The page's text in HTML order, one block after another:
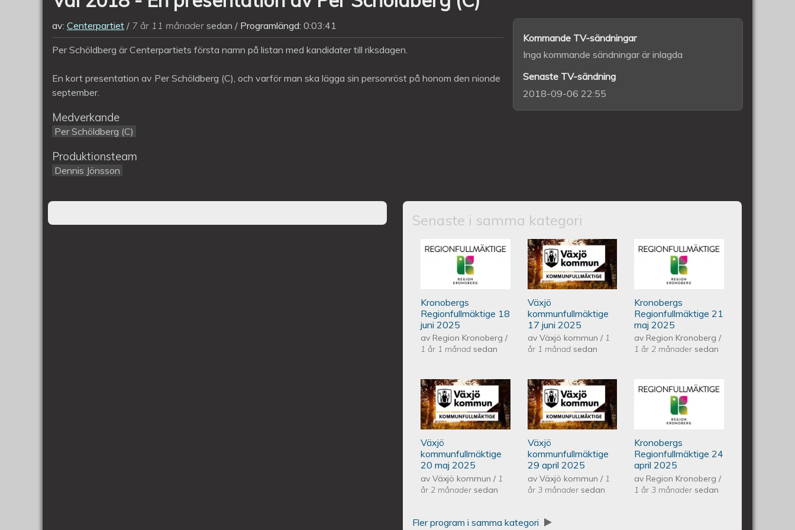
av: Centerpartiet 7 år 11 månader sedan Programlängd: 0:03:41
Per Schöldberg är Centerpartiets första namn på listan med kandidater till riksdagen.
En kort presentation av Per Schöldberg (C), och varför man ska lägga sin personröst på honom den nionde
september.
Medverkande
Per Schöldberg (C)
Produktionsteam
Dennis Jönsson
Kommande TV-sändningar
Inga kommande sändningar är inlagda
Senaste TV-sändning
2018-09-06 22:55
Senaste i samma kategori
Kronobergs regionfullmäktige 18 juni 2025
Kronobergs
Regionfullmäktige 18
juni 2025
av Region Kronoberg/
1 år 1 månad sedan
Växjös kommunfullmäktige 17
juni 2025
Växjö
kommunfullmäktige
17 juni 2025
av Växjö kommun / 1
år 1 månadsedan
Kronobergs
regionfullmäktige
21 maj 2025
Kronobergs
Regionfullmäktige 21
maj 2025
av Region Kronoberg/
1 år 2 månader sedan
Växjös kommunfullmäktige 20 maj 2025
Växjö
kommunfullmäktige
20 maj 2025
avVäxjö kommun/ 1
år 2 månader sedan
Växjös kommunfullmäktige 29
april 2025
Växjö
kommunfullmäktige
29 april 2025
av Växjö kommun / 1
år 3 månadersedan
Kronobergs
regionfullmäktige
24 april 2025
Kronobergs
Regionfullmäktige 24
april 2025
av Region Kronoberg/
1 år 3 månader sedan
Fler program i samma kategori